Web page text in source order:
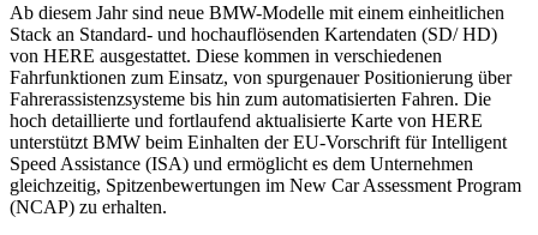
Ab diesem Jahr sind neue BMW-Modelle mit einem einheitlichen
Stack an Standard- und hochauflösenden Kartendaten (SD/ HD)
von HERE ausgestattet. Diese kommen in verschiedenen
Fahrfunktionen zum Einsatz, von spurgenauer Positionierung über
Fahrerassistenzsysteme bis hin zum automatisierten Fahren. Die
hoch detaillierte und fortlaufend aktualisierte Karte von HERE
unterstützt BMW beim Einhalten der EU-Vorschrift für Intelligent
Speed Assistance (ISA) und ermöglicht es dem Unternehmen
gleichzeitig, Spitzenbewertungen im New Car Assessment Program
(NCAP) zu erhalten.